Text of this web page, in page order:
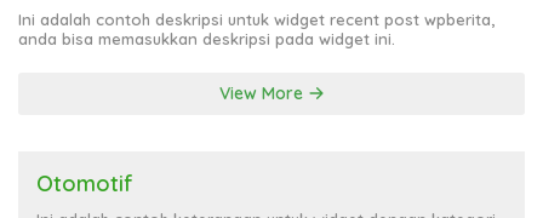
Ini adalah contoh deskripsi untuk widget recent post wpberita,
anda bisa memasukkan deskripsi pada widget ini.
View More
Otomotif